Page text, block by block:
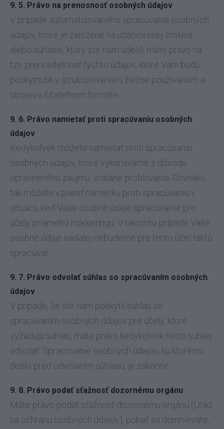
9. 5. Právo na prenosnosť osobných údajov
V prípade automatizovaného spracúvania osobných
údajov, ktoré je založené na uzatvorenej zmluve
alebo súhlase, ktorý ste nám udelili, máte právo na
tzv. prenositeľnosť týchto údajov, ktoré Vám budú
poskytnuté v štruktúrovanom, bežne používanom a
strojovo čitateľnom formáte.
9. 6. Právo namietať proti spracúvaniu osobných
údajov
Kedykoľvek môžete namietať proti spracúvaniu
osobných údajov, ktoré vykonávame z dôvodu
oprávneného záujmu, vrátane profilovania. Rovnako
tak môžete vzniesť námietku proti spracúvaniu v
situácii, keď Vaše osobné údaje spracúvame pre
účely priameho marketingu. V takomto prípade Vaše
osobné údaje naďalej nebudeme pre tento účel takto
spracúvať.
9. 7. Právo odvolať súhlas so spracúvaním osobných
údajov
V prípade, že ste nám poskytli súhlas so
spracúvaním osobných údajov pre účely, ktoré
vyžadujú súhlas, máte právo kedykoľvek tento súhlas
odvolať. Spracovanie osobných údajov, ku ktorému
došlo pred odvolaním súhlasu, je zákonné.
9. 8. Právo podať sťažnosť dozornému orgánu
Máte právo podať sťažnosť dozornému orgánu (Úrad
na ochranu osobných údajov), pokiaľ sa domnievate,